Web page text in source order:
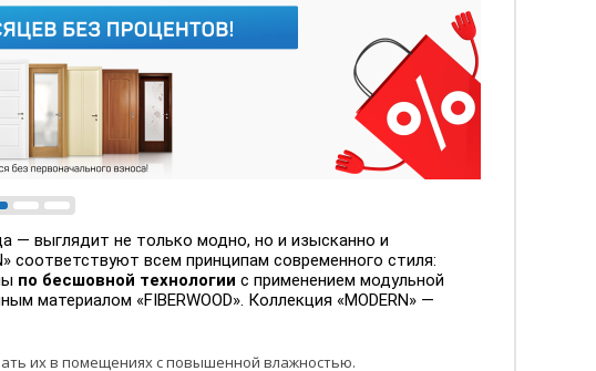
— выглядит не только модно, но и изысканно и
соответствуют всем принципам современного стиля:
по бесшовной технологии с применением модульной
материалом «FIBERWOOD». Коллекция «MODERN» —
их в помещениях с повышенной влажностью.